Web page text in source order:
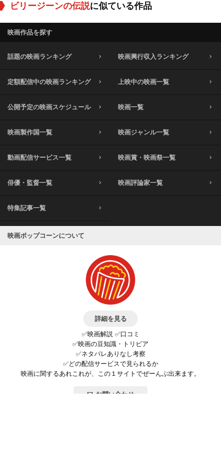
ビリージーンの伝説に似ている作品
映画作品を探す
話題の映画ランキング 映画興行収入ランキング
定額配信中の映画ランキング 上映中の映画一覧
公開予定の映画スケジュール 映画一覧
映画製作国一覧 映画ジャンル一覧
動画配信サービス一覧 映画賞・映画祭一覧
俳優・監督一覧 映画評論家一覧
特集記事一覧
映画ポップコーンについて
詳細を見る
✅映画解説 ✅口コミ
✅映画の豆知識・トリビア
✅ネタバレありなし考察
✅どの配信サービスで見られるか
映画に関するあれこれが、この１サイトでぜーんぶ出来ます。
お問い合わせ